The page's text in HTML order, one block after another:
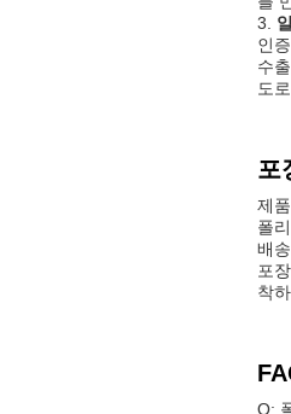
3.
인
수
도
포
제
폴
배
포
착
Q: